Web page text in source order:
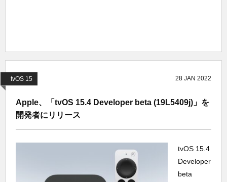
tvOS 15 28 JAN 2022
Apple、「tvOS 15.4 Developer beta (19L5409j)」を
開発者にリリース
tvOS 15.4
Developer
beta